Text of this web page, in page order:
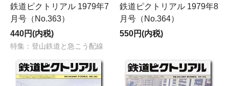
鉄道ピクトリアル 1979年7
月号（No.363）
440円(内税)
特集：登山鉄道と急こう配線
鉄道ピクトリアル 1979年8
月号（No.364）
550円(内税)